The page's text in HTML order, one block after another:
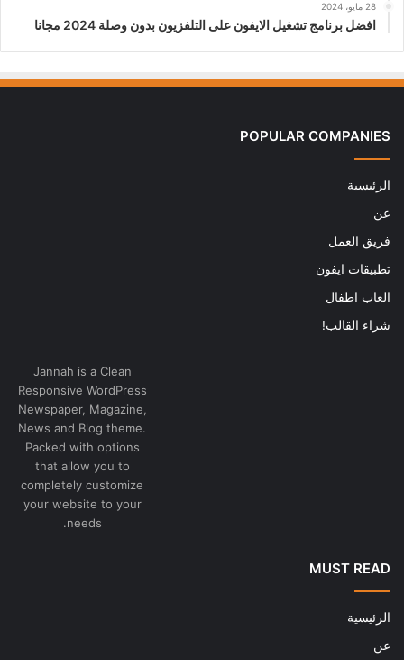
28 مايو، 2024
افضل برنامج تشغيل الايفون على التلفزيون بدون وصلة 2024 مجانا
POPULAR COMPANIES
الرئيسية
عن
فريق العمل
تطبيقات ايفون
العاب اطفال
شراء القالب!
Jannah is a Clean
Responsive WordPress
Newspaper, Magazine,
News and Blog theme.
Packed with options
that allow you to
completely customize
your website to your
needs.
MUST READ
الرئيسية
عن